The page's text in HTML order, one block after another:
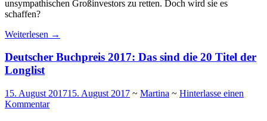
unsympathischen Großinvestors zu retten. Doch wird sie es
schaffen?
Weiterlesen →
Deutscher Buchpreis 2017: Das sind die 20 Titel der
Longlist
15. August 201715. August 2017 ~ Martina ~ Hinterlasse einen
Kommentar